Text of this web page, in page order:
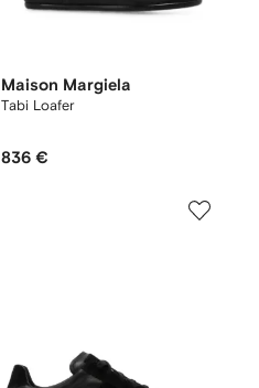
Maison Margiela
Tabi Loafer
836 €